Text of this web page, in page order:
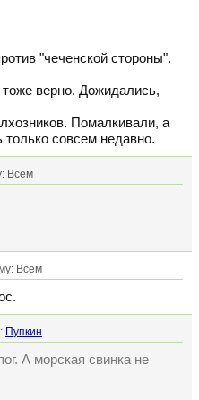
"чеченской стороны".
верно. Дожидались,
Помалкивали, а
только совсем недавно.
Всем
Всем
Пупкин
А морская свинка не